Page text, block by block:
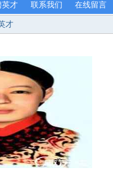
英才 联系我们 在线留言
才